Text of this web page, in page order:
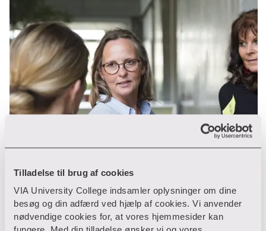
Tilladelse til brug af cookies
VIA University College indsamler oplysninger om dine
besøg og din adfærd ved hjælp af cookies. Vi anvender
nødvendige cookies for, at vores hjemmesider kan